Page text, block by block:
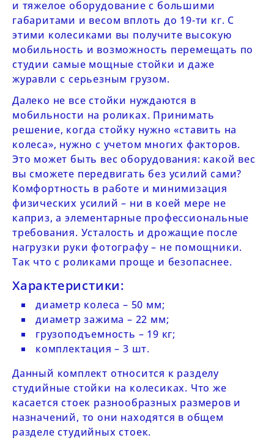
и тяжелое оборудование с большими
габаритами и весом вплоть до 19-ти кг. С
этими колесиками вы получите высокую
мобильность и возможность перемещать по
студии самые мощные стойки и даже
журавли с серьезным грузом.
Далеко не все стойки нуждаются в
мобильности на роликах. Принимать
решение, когда стойку нужно «ставить на
колеса», нужно с учетом многих факторов.
Это может быть вес оборудования: какой вес
вы сможете передвигать без усилий сами?
Комфортность в работе и минимизация
физических усилий – ни в коей мере не
каприз, а элементарные профессиональные
требования. Усталость и дрожащие после
нагрузки руки фотографу – не помощники.
Так что с роликами проще и безопаснее.
Характеристики:
диаметр колеса – 50 мм;
диаметр зажима – 22 мм;
грузоподъемность – 19 кг;
комплектация – 3 шт.
Данный комплект относится к разделу
студийные стойки на колесиках. Что же
касается стоек разнообразных размеров и
назначений, то они находятся в общем
разделестудийных стоек.